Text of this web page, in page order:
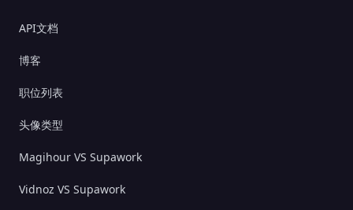
API文档
博客
职位列表
头像类型
Magihour VS Supawork
Vidnoz VS Supawork